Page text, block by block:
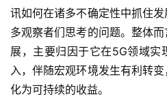
讯如何在诸多不确定性中抓住
多观察者们思考的问题。整体
展，主要归因于它在5G领域实
入，伴随宏观环境发生有利转
化为可持续的收益。